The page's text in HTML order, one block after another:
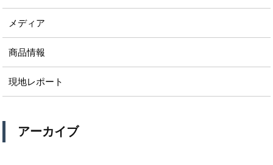
メディア
商品情報
現地レポート
アーカイブ